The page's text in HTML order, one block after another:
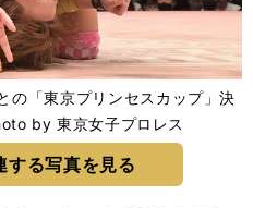
の「東京プリンセスカップ」決
by 東京女子プロレス
する写真を見る